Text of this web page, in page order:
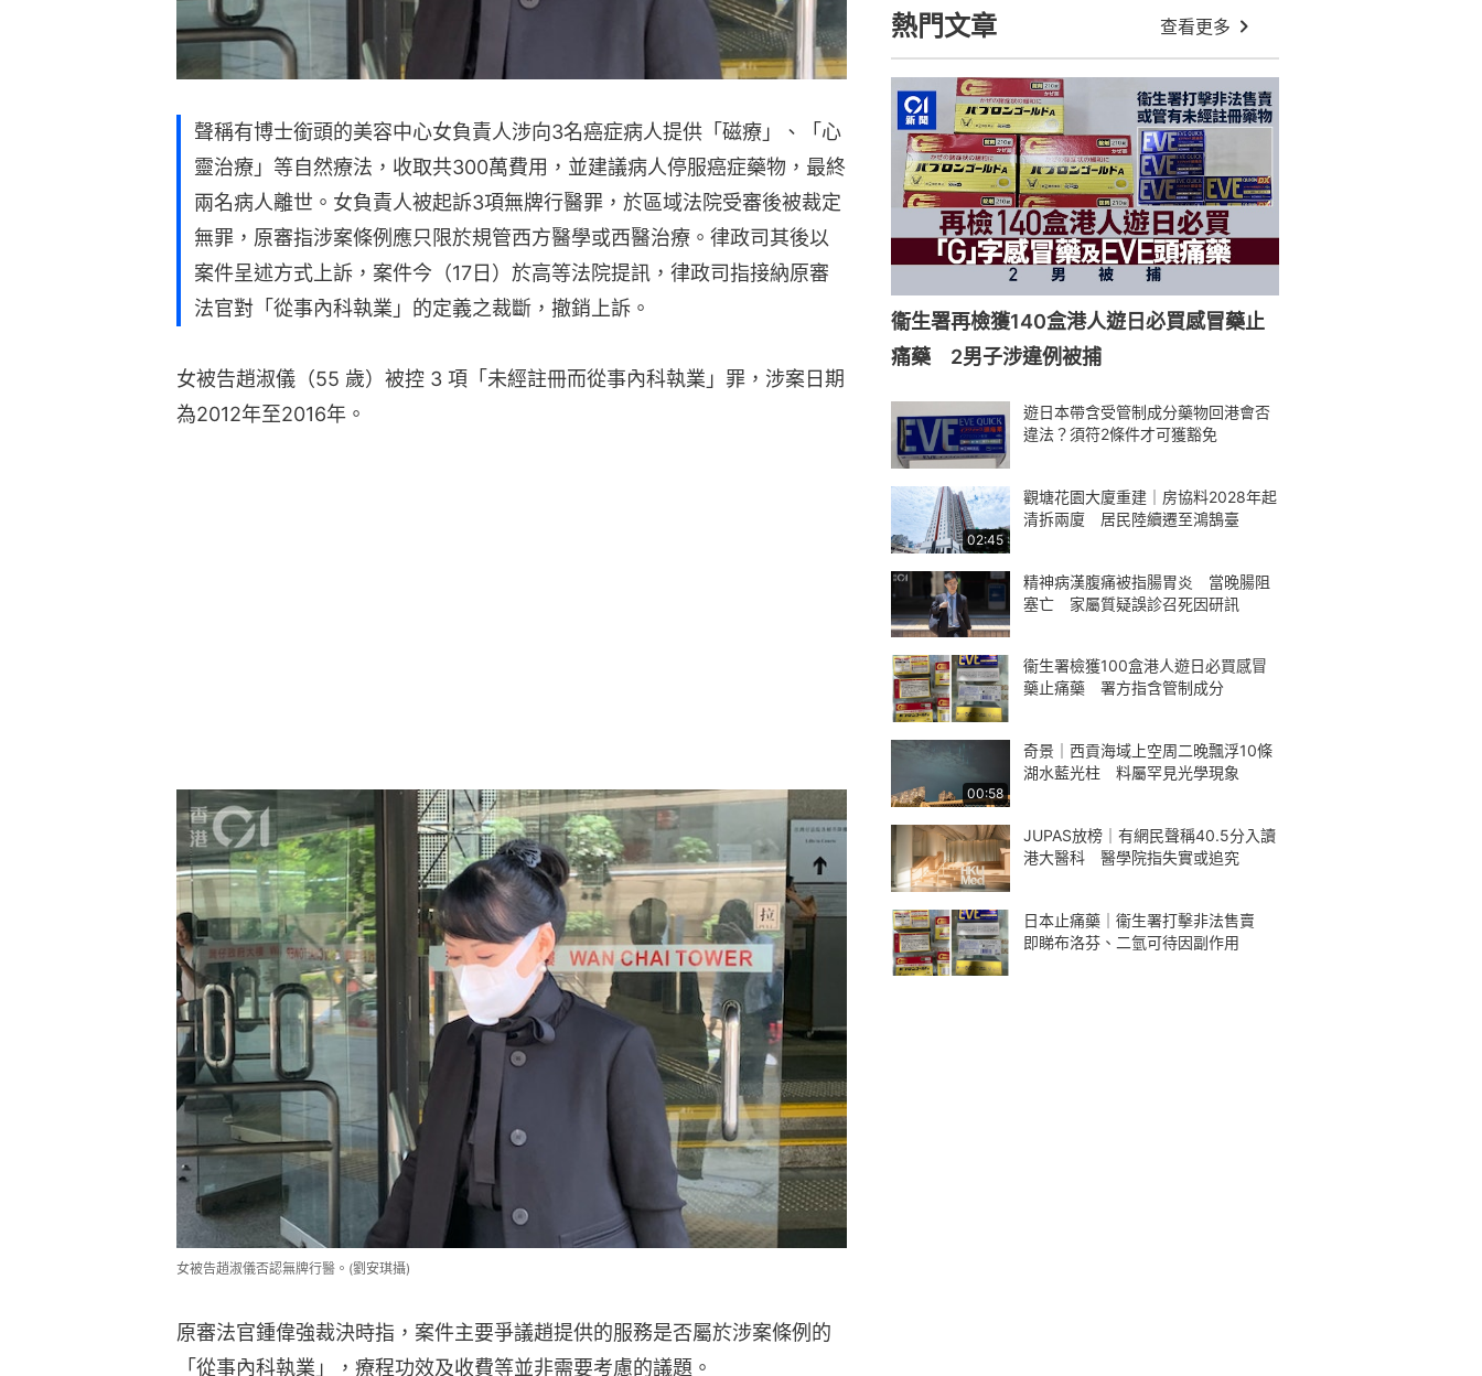
聲稱有博士銜頭的美容中心女負責人涉向3名癌症病人提供「磁療」、「心
靈治療」等自然療法，收取共300萬費用，並建議病人停服癌症藥物，最終
兩名病人離世。女負責人被起訴3項無牌行醫罪，於區域法院受審後被裁定
無罪，原審指涉案條例應只限於規管西方醫學或西醫治療。律政司其後以
案件呈述方式上訴，案件今（17日）於高等法院提訊，律政司指接納原審
法官對「從事內科執業」的定義之裁斷，撤銷上訴。
女被告趙淑儀（55 歲）被控 3 項「未經註冊而從事內科執業」罪，涉案日期
為2012年至2016年。
女被告趙淑儀否認無牌行醫。(劉安琪攝)
原審法官鍾偉強裁決時指，案件主要爭議趙提供的服務是否屬於涉案條例的
「從事內科執業」，療程功效及收費等並非需要考慮的議題。
熱門文章 查看更多
衞生署再檢獲140盒港人遊日必買感冒藥止
痛藥 2男子涉違例被捕
遊日本帶含受管制成分藥物回港會否
違法？須符2條件才可獲豁免
02:45
觀塘花園大廈重建｜房協料2028年起
清拆兩廈 居民陸續遷至鴻鵠臺
精神病漢腹痛被指腸胃炎 當晚腸阻
塞亡 家屬質疑誤診召死因研訊
衞生署檢獲100盒港人遊日必買感冒
藥止痛藥 署方指含管制成分
00:58
奇景｜西貢海域上空周二晚飄浮10條
湖水藍光柱 料屬罕見光學現象
JUPAS放榜｜有網民聲稱40.5分入讀
港大醫科 醫學院指失實或追究
日本止痛藥｜衞生署打擊非法售賣
即睇布洛芬、二氫可待因副作用